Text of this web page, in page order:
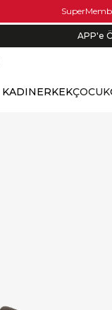
APP'e
KADINERKEKÇOCUK